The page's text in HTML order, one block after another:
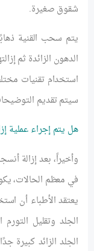
شقوق صغيرة.
يتم سحب القنية
الدهون الزائدة ثم
استخدام تقنيات
سيتم تقديم
هل يتم إجراء عملية
وأخيراً، بعد إزالة
في معظم الحالات،
يعتقد الأطباء أن
الجلد وتقليل التورم
الجلد الزائد كبيرة